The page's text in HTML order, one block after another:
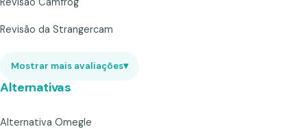
Revisão da Strangercam
Mostrar mais avaliações▾
Alternativas
Alternativa Omegle